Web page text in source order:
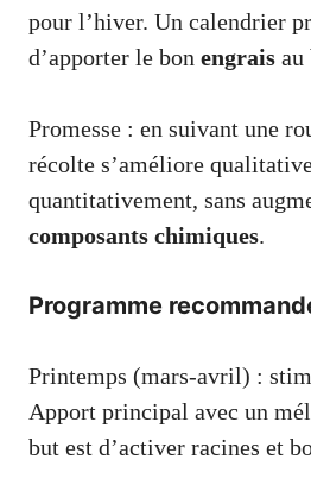
pour l’hiver. Un calendrier
d’apporter le bon engrais au
Promesse : en suivant une
récolte s’améliore
quantitativement, sans
composants chimiques.
Programme
Printemps (mars-avril) :
Apport principal avec un
but est d’activer racines et